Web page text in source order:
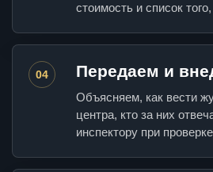
стоимость и список
04 Передаем и
Объясняем, как вести
центра, кто за них
инспектору при